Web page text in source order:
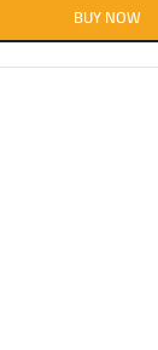
BUY NOW